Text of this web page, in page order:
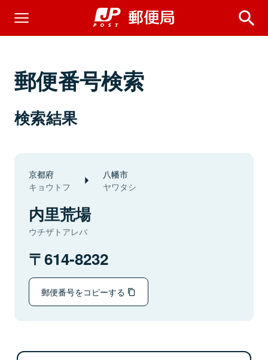
郵便番号検索
検索結果
京都府
キョウトフ
八幡市
ヤワタシ
内里荒場
ウチザトアレバ
614-8232
郵便番号をコピーする